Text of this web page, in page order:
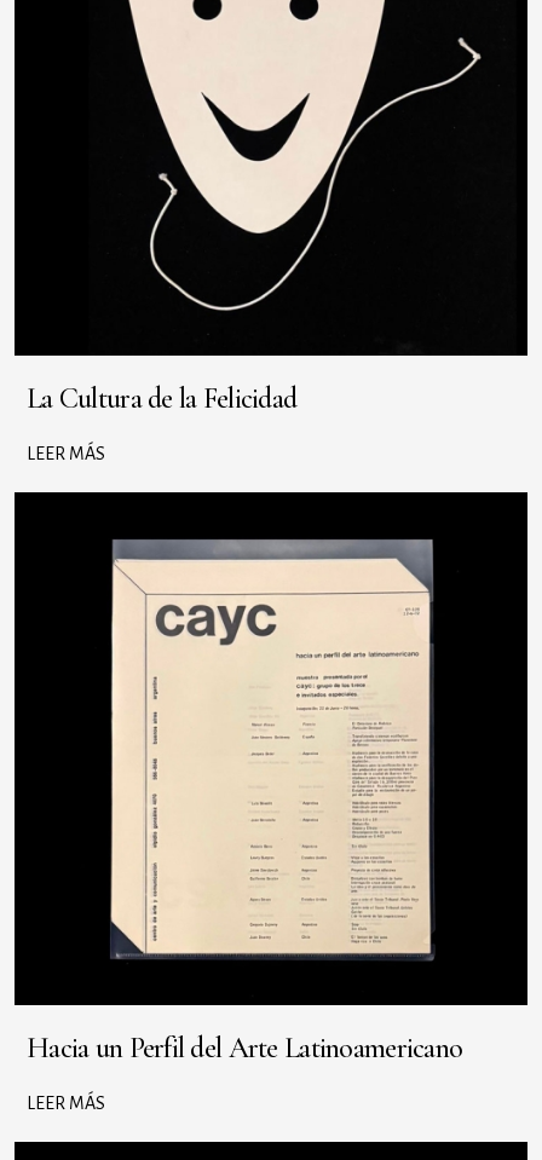
La Cultura de la Felicidad
LEER MÁS
Hacia un Perfil del Arte Latinoamericano
LEER MÁS